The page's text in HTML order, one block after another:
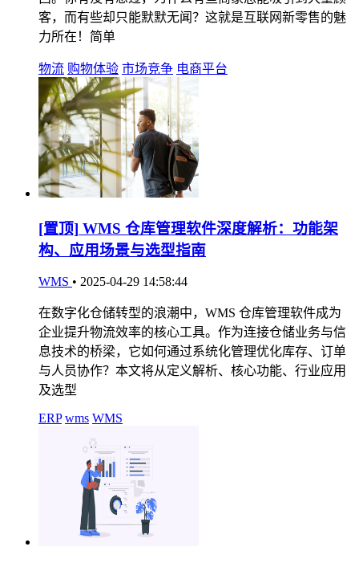
客，而有些却只能默默无闻？这就是互联网新零售的魅
力所在！简单
物流 购物体验 市场竞争 电商平台
[置顶] WMS 仓库管理软件深度解析：功能架
构、应用场景与选型指南
WMS • 2025-04-29 14:58:44
在数字化仓储转型的浪潮中，WMS 仓库管理软件成为
企业提升物流效率的核心工具。作为连接仓储业务与信
息技术的桥梁，它如何通过系统化管理优化库存、订单
与人员协作？本文将从定义解析、核心功能、行业应用
及选型
ERP wms WMS